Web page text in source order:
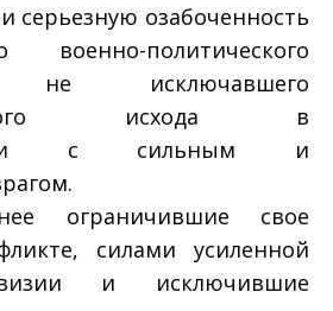
серьезную озабоченность
политического
не исключавшего
исхода в
с сильным и
ограничившие свое
силами усиленной
и исключившие